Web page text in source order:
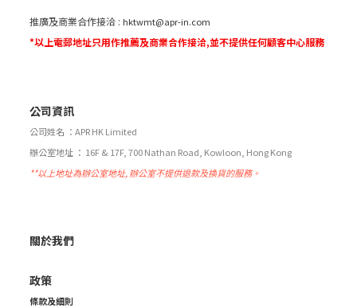
推廣及商業合作接洽 : hktwmt@apr-in.com
*以上電郵地址只用作推薦及商業合作接洽,並不提供任何顧客中心服務
公司資訊
公司姓名 ：APR HK Limited
辦公室地址 ： 16F & 17F, 700 Nathan Road, Kowloon, Hong Kong
**以上地址為辦公室地址, 辦公室不提供退款及換貨的服務。
關於我們
政策
條款及細則